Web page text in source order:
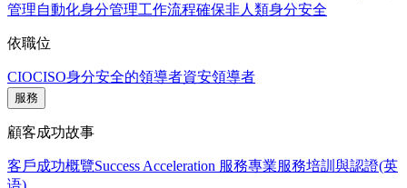
管理自動化身分管理工作流程確保非人類身分安全
依職位
CIOCISO身分安全的領導者資安領導者
服務
顧客成功故事
客戶成功概覽Success Acceleration 服務專業服務培訓與認證(英
语)